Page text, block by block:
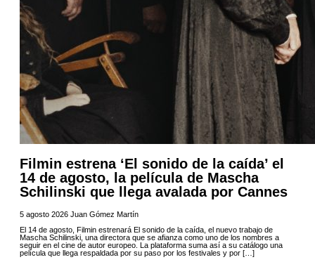
Filmin estrena ‘El sonido de la caída’ el
14 de agosto, la película de Mascha
Schilinski que llega avalada por Cannes
5 agosto 2026 Juan Gómez Martín
El 14 de agosto, Filmin estrenará El sonido de la caída, el nuevo trabajo de
Mascha Schilinski, una directora que se afianza como uno de los nombres a
seguir en el cine de autor europeo. La plataforma suma así a su catálogo una
película que llega respaldada por su paso por los festivales y por […]